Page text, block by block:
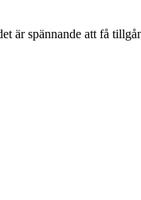
spännande att få